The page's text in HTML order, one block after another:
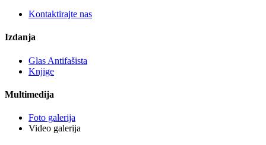
Kontaktirajte nas
Izdanja
Glas Antifašista
Knjige
Multimedija
Foto galerija
Video galerija